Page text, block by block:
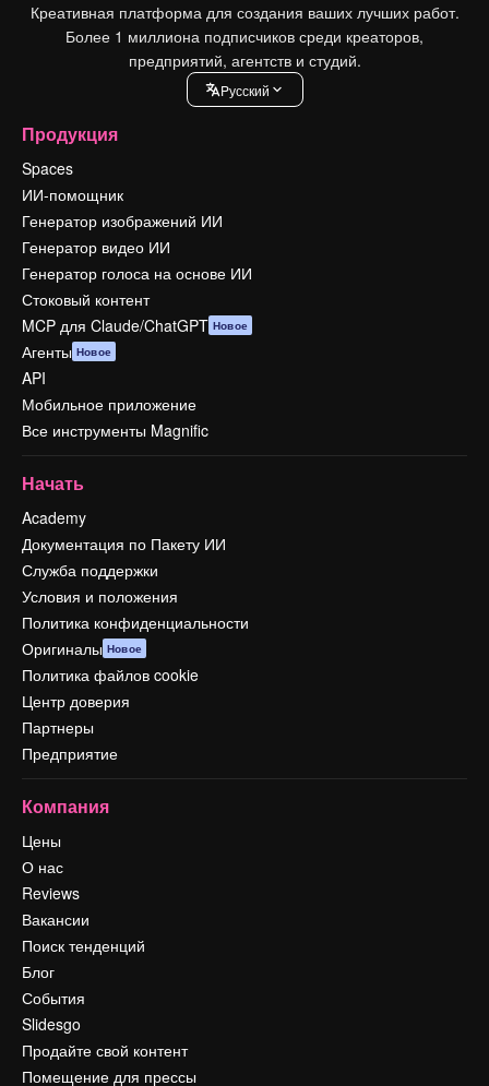
Креативная платформа для создания ваших лучших работ.
Более 1 миллиона подписчиков среди креаторов,
предприятий, агентств и студий.
Pусский
Продукция
Spaces
ИИ-помощник
Генератор изображений ИИ
Генератор видео ИИ
Генератор голоса на основе ИИ
Стоковый контент
MCP для Claude/ChatGPT Новое
Агенты Новое
API
Мобильное приложение
Все инструменты Magnific
Начать
Academy
Документация по Пакету ИИ
Служба поддержки
Условия и положения
Политика конфиденциальности
Оригиналы Новое
Политика файлов cookie
Центр доверия
Партнеры
Предприятие
Компания
Цены
О нас
Reviews
Вакансии
Поиск тенденций
Блог
События
Slidesgo
Продайте свой контент
Помещение для прессы